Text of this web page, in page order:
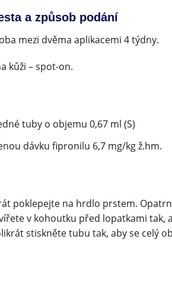
a způsob podání
mezi dvěma aplikacemi 4 týdny.
kůži – spot-on.
tuby o objemu 0,67 ml (S)
dávku fipronilu 6,7 mg/kg ž.hm.
poklepejte na hrdlo prstem.
v kohoutku před lopatkami tak,
stiskněte tubu tak, aby se celý